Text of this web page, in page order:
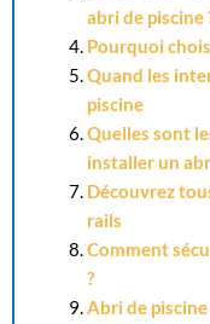
abri de piscine
Pourquoi
Quand les
piscine
Quelles sont
installer un
Découvrez
rails
Comment
?
Abri de